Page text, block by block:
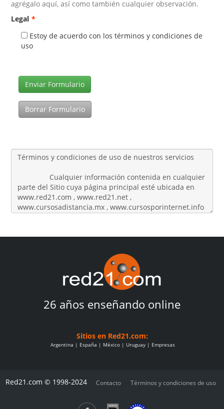
agrégalo aquí, así como también cualquier observación.
Legal *
Estoy de acuerdo con los términos y condiciones de
uso
26 años enseñando online
Sitios en Red21.com:
Argentina España México Uruguay Empresas
Red21.com © 1998-2024 Contacto Términos y condiciones de uso